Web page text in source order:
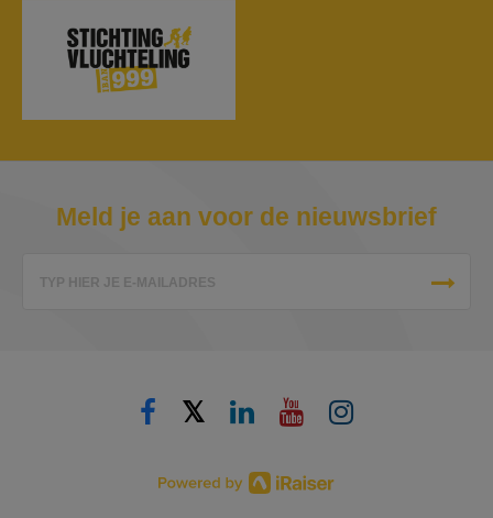
Meld je aan voor de nieuwsbrief
TYP HIER JE E-MAILADRES
𝕏